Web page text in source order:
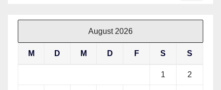
August 2026
M D M D F S S
1 2